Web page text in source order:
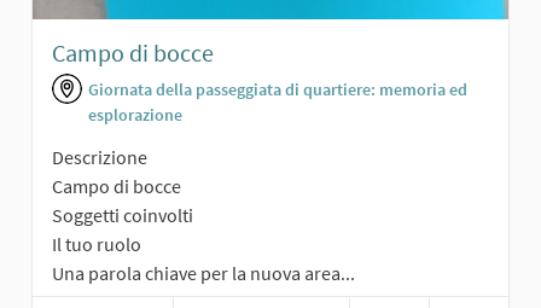
Campo di bocce
Giornata della passeggiata di quartiere: memoria ed
esplorazione
Descrizione
Campo di bocce
Soggetti coinvolti
Il tuo ruolo
Una parola chiave per la nuova area...